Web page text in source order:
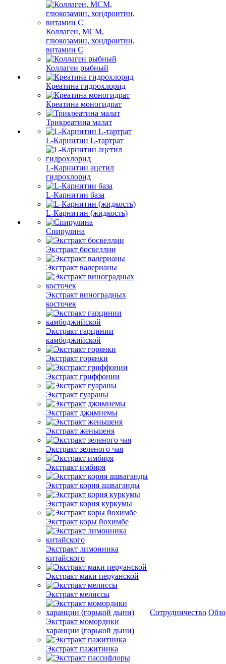
Коллаген, МСМ,
глюкозамин, хондроитин,
витамин С
Коллаген рыбный
Креатина гидрохлорид
Креатина моногидрат
Трикреатина малат
L-Карнитин L-тартрат
L-Карнитин ацетил
гидрохлорид
L-Карнитин база
L-Карнитин (жидкость)
Спирулина
Экстракт босвеллии
Экстракт валерианы
Экстракт виноградных
косточек
Экстракт гарцинии
камбоджийской
Экстракт горянки
Экстракт гриффонии
Экстракт гуараны
Экстракт джимнемы
Экстракт женьшеня
Экстракт зеленого чая
Экстракт имбиря
Экстракт корня ашваганды
Экстракт корня куркумы
Экстракт коры йохимбе
Экстракт лимонника
китайского
Экстракт маки перуанской
Экстракт мелиссы
Экстракт момордики
харанции (горькой дыни)
Экстракт пажитника
Сотрудничество